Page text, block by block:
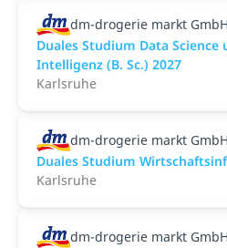
dm-drogerie markt
Duales Studium Data Science
Intelligenz (B. Sc.) 2027
Karlsruhe
dm-drogerie markt
Duales Studium
Karlsruhe
dm-drogerie markt